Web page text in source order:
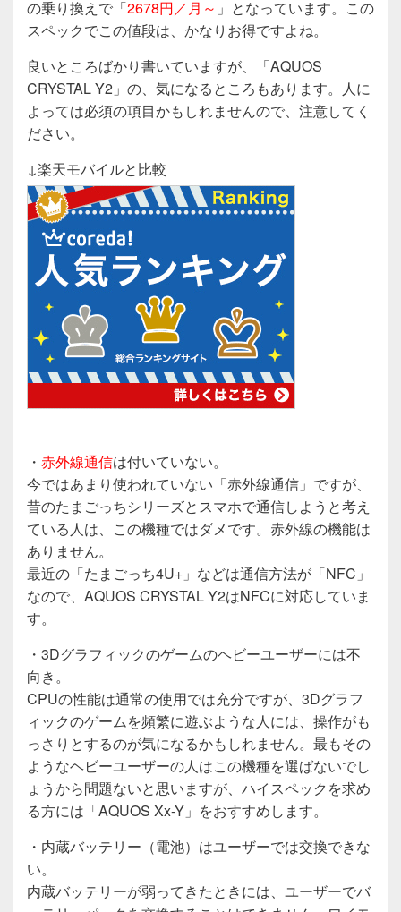
の乗り換えで「2678円／月～ 」となっています。この
スペックでこの値段は、かなりお得ですよね。
良いところばかり書いていますが、「AQUOS
CRYSTAL Y2」の、気になるところもあります。人に
よっては必須の項目かもしれませんので、注意してく
ださい。
↓楽天モバイルと比較
・ 赤外線通信は付いていない。
今ではあまり使われていない「赤外線通信」ですが、
昔のたまごっちシリーズとスマホで通信しようと考え
ている人は、この機種ではダメです。赤外線の機能は
ありません。
最近の「たまごっち4U+」などは通信方法が「NFC」
なので、AQUOS CRYSTAL Y2はNFCに対応していま
す。
・3Dグラフィックのゲームのヘビーユーザーには不
向き。
CPUの性能は通常の使用では充分ですが、3Dグラフ
ィックのゲームを頻繁に遊ぶような人には、操作がも
っさりとするのが気になるかもしれません。最もその
ようなヘビーユーザーの人はこの機種を選ばないでし
ょうから問題ないと思いますが、ハイスペックを求め
る方には「AQUOS Xx-Y」をおすすめします。
・内蔵バッテリー（電池）はユーザーでは交換できな
い。
内蔵バッテリーが弱ってきたときには、ユーザーでバ